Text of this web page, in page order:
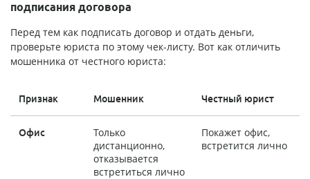
подписания договора
Перед тем как подписать договор и отдать деньги,
проверьте юриста по этому чек-листу. Вот как отличить
мошенника от честного юриста:
Признак Мошенник Честный юрист
Офис
Только
дистанционно,
отказывается
встретиться лично
Покажет офис,
встретится лично